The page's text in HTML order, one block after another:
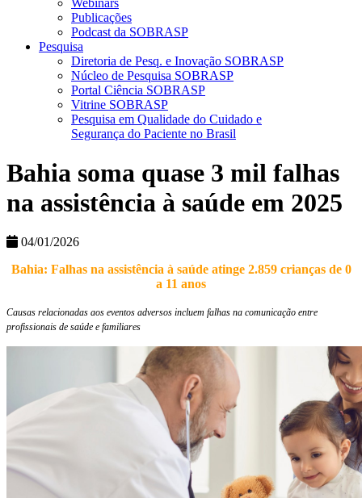
Publicações
Podcast da SOBRASP
Pesquisa
Diretoria de Pesq. e Inovação SOBRASP
Núcleo de Pesquisa SOBRASP
Portal Ciência SOBRASP
Vitrine SOBRASP
Pesquisa em Qualidade do Cuidado e
Segurança do Paciente no Brasil
Bahia soma quase 3 mil falhas
na assistência à saúde em 2025
04/01/2026
Bahia: Falhas na assistência à saúde atinge 2.859 crianças de 0
a 11 anos
Causas relacionadas aos eventos adversos incluem falhas na comunicação entre
profissionais de saúde e familiares